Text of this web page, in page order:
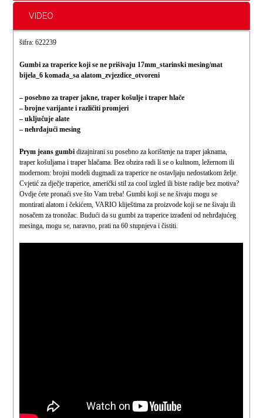
VIDEO
šifra: 622239
Gumbi za traperice koji se ne prišivaju 17mm_starinski mesing/mat
bijela_6 komada_sa alatom_zvjezdice_otvoreni
– posebno za traper jakne, traper košulje i traper hlače
– brojne varijante i različiti promjeri
– uključuje alate
– nehrđajući mesing
Prym jeans gumbi dizajnirani su posebno za korištenje na traper jaknama,
traper košuljama i traper hlačama. Bez obzira radi li se o kultnom, ležernom ili
modernom: brojni modeli dugmadi za traperice ne ostavljaju nedostatkom želje.
Cvjetić za dječje traperice, američki stil za cool izgled ili biste radije bez motiva?
Ovdje ćete pronaći sve što Vam treba! Gumbi koji se ne šivaju mogu se
montirati alatom i čekićem, VARIO kliještima za proizvode koji se ne šivaju ili
nosačem za tronožac. Budući da su gumbi za traperice izrađeni od nehrđajućeg
mesinga, mogu se, naravno, prati na 60 stupnjeva i čistiti.